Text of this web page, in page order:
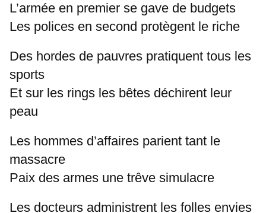
L’armée en premier se gave de budgets
Les polices en second protègent le riche
Des hordes de pauvres pratiquent tous les
sports
Et sur les rings les bêtes déchirent leur
peau
Les hommes d’affaires parient tant le
massacre
Paix des armes une trêve simulacre
Les docteurs administrent les folles envies